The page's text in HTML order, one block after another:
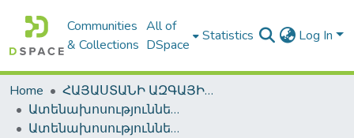
Communities
& Collections
All of
DSpace
Statistics Log In
Home
ՀԱՅԱՍՏԱՆԻ ԱԶԳԱՅԻՆ ԳՐԱԴԱՐԱՆԻ ԹՎԱՅԻՆ ՊԱՀՈՑ / DIGITAL REPOSITORY OF NLA
Ատենախոսություններ և սեղմագրեր / Theses & Abstracts
Ատենախոսություններ և սեղմագրեր / Theses & Abstracts